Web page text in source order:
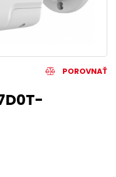
POROVNAŤ